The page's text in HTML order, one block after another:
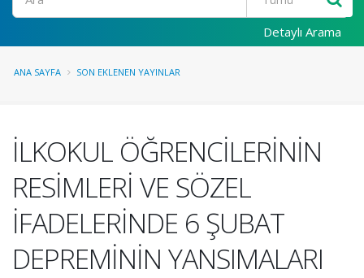
Detaylı Arama
ANA SAYFA SON EKLENEN YAYINLAR
İLKOKUL ÖĞRENCİLERİNİN
RESİMLERİ VE SÖZEL
İFADELERİNDE 6 ŞUBAT
DEPREMİNİN YANSIMALARI